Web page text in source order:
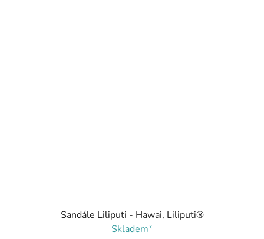
Sandále Liliputi - Hawai, Liliputi®
Skladem*